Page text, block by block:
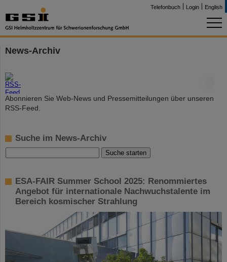
Telefonbuch Login English
News-Archiv
Abonnieren Sie Web-News und Pressemitteilungen über unseren
RSS-Feed.
Suche im News-Archiv
ESA-FAIR Summer School 2025: Renommiertes
Angebot für internationale Nachwuchstalente im
Bereich kosmischer Strahlung